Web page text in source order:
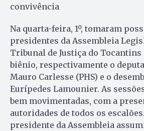
convivência
Na quarta-feira, 1º, tomaram
presidentes da Assembleia
Tribunal de Justiça do
biênio, respectivamente o
Mauro Carlesse (PHS) e o
Eurípedes Lamounier. As
bem movimentadas, com a
autoridades de todos os
presidente da Assembleia